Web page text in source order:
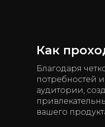
Благодаря
потребностей
аудитории,
вашего
Как